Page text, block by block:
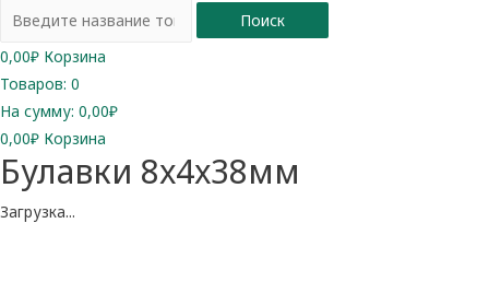
Поиск
0,00₽ Корзина
Товаров: 0
На сумму: 0,00₽
0,00₽ Корзина
Булавки 8х4х38мм
Загрузка...